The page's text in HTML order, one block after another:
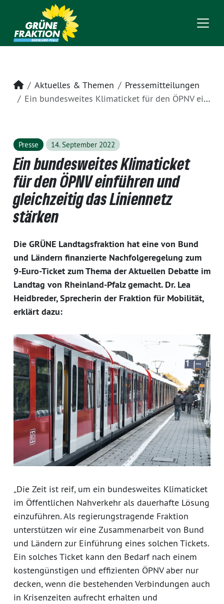
Startseite
Aktuelles & Themen
Pressemitteilungen
Ein bundesweites Klimaticket für den ÖPNV einführen und gleichzeitig das Liniennetz stärken
Presse 14. September 2022
Ein bundesweites Klimaticket
für den ÖPNV einführen und
gleichzeitig das Liniennetz
stärken
Die GRÜNE Landtagsfraktion hat eine von Bund
und Ländern finanzierte Nachfolgeregelung zum
9-Euro-Ticket zum Thema der Aktuellen Debatte im
Landtag von Rheinland-Pfalz gemacht. Dr. Lea
Heidbreder, Sprecherin der Fraktion für Mobilität,
erklärt dazu:
„Die Zeit ist reif, um ein bundesweites Klimaticket
im Öffentlichen Nahverkehr als dauerhafte Lösung
einzuführen. Als regierungstragende Fraktion
unterstützen wir eine Zusammenarbeit von Bund
und Ländern zur Einführung eines solchen Tickets.
Ein solches Ticket kann den Bedarf nach einem
kostengünstigen und effizienten ÖPNV aber nur
decken, wenn die bestehenden Verbindungen auch
in Krisenzeiten aufrecht erhalten und